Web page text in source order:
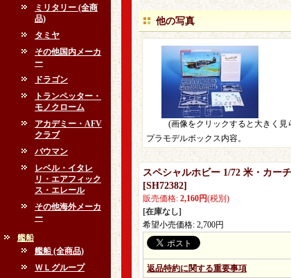
ミリタリー (全商
品)
タミヤ
その他国内メーカ
ー
ドラゴン
トランペッター・
モノクローム
アカデミー・AFV
クラブ
バウマン
レベル・イタレ
リ・エアフィック
ス・エレール
その他海外メーカ
ー
艦船
艦船 (全商品)
ＷＬグループ
他の写真
(画像をクリックすると大きく見
プラモデルボックス内容。
スペシャルホビー 1/72 米・カー
[SH72382]
販売価格: 2,160円(税別)
[在庫なし]
希望小売価格: 2,700円
返品特約に関する重要事項